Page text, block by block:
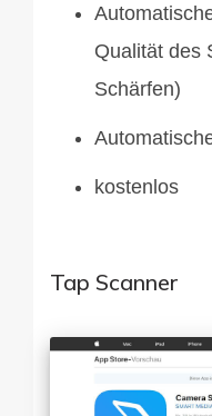
Qualität des
Schärfen)
kostenlos
Tap Scanner